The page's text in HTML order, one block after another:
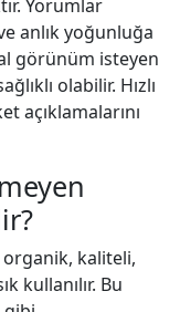
Yorumlar
anlık yoğunluğa
görünüm isteyen
olabilir. Hızlı
açıklamalarını
kaliteli,
kullanılır. Bu